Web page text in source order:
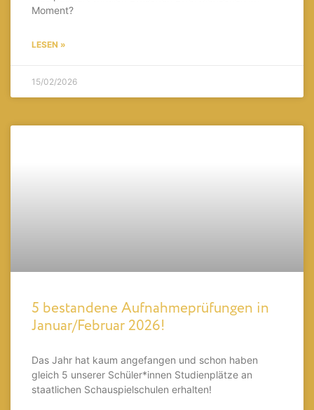
Moment?
LESEN »
15/02/2026
5 bestandene Aufnahmeprüfungen in
Januar/Februar 2026!
Das Jahr hat kaum angefangen und schon haben
gleich 5 unserer Schüler*innen Studienplätze an
staatlichen Schauspielschulen erhalten!